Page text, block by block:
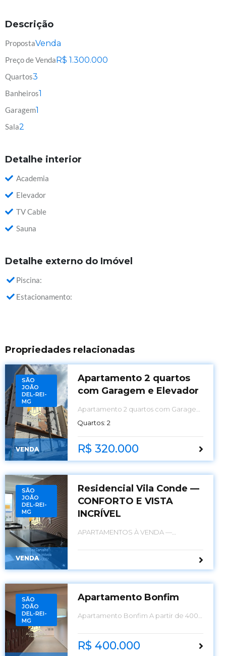
Descrição
PropostaVenda
Preço de VendaR$ 1.300.000
Quartos3
Banheiros1
Garagem1
Sala2
Detalhe interior
Academia
Elevador
TV Cable
Sauna
Detalhe externo do Imóvel
Piscina:
Estacionamento:
Propriedades relacionadas
SÃO
JOÃO
DEL-REI-
MG
VENDA
Apartamento 2 quartos
com Garagem e Elevador
Apartamento 2 quartos com Garagem
Quartos: 2
R$ 320.000
SÃO
JOÃO
DEL-REI-
MG
VENDA
Residencial Vila Conde —
CONFORTO E VISTA
INCRÍVEL
APARTAMENTOS À VENDA —
SÃO
JOÃO
DEL-REI-
MG
Apartamento Bonfim
Apartamento Bonfim A partir de 400
R$ 400.000